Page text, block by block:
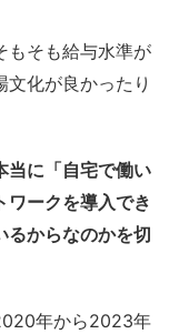
もそも給与水準が
化が良かったり
当に「自宅で働い
ワークを導入でき
るからなのかを切
年から2023年